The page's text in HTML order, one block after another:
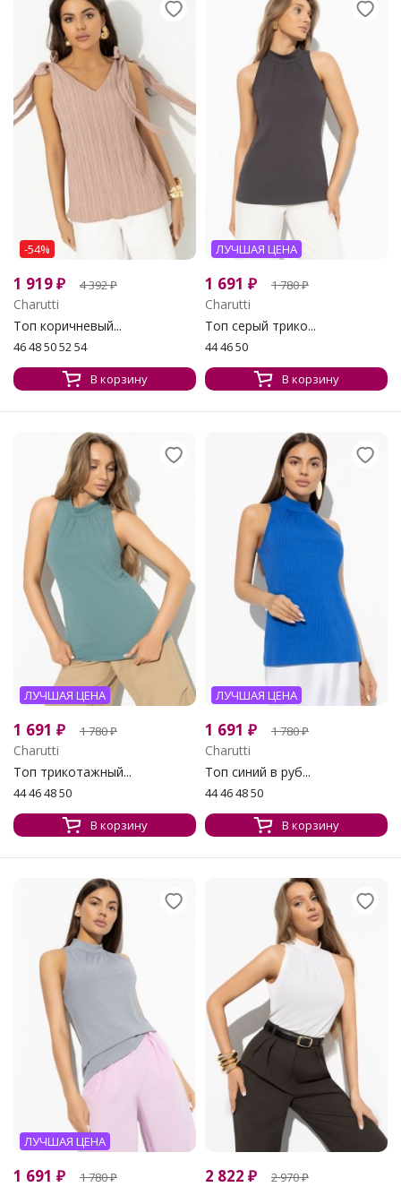
-54%
1 919₽ 4 392₽
Charutti
Топ коричневый...
46 48 50 52 54
В корзину
ЛУЧШАЯ ЦЕНА
1 691 ₽ 1 780₽
Charutti
Топ серый трико...
44 46 50
В корзину
ЛУЧШАЯ ЦЕНА
1 691 ₽ 1 780₽
Charutti
Топ трикотажный...
44 46 48 50
В корзину
ЛУЧШАЯ ЦЕНА
1 691 ₽ 1 780₽
Charutti
Топ синий в руб...
44 46 48 50
В корзину
ЛУЧШАЯ ЦЕНА
1 691 ₽ 1 780₽ 2 822 ₽ 2 970₽